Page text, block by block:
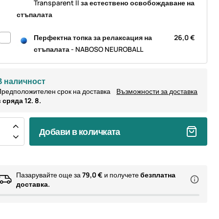
Transparent II за естествено освобождаване на
стъпалата
26,0 €
Перфектна топка за релаксация на
стъпалата - NABOSO NEUROBALL
наличност
срок на доставка
сряда 12. 8.
Възможности за доставка
Добави в количката
Пазарувайте още за 79,0 € и получетебезплатна
доставка.